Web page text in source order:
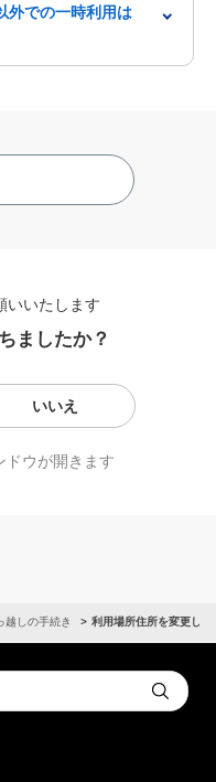
外での一時利用は
いいたします
ましたか？
いいえ
ウが開きます
越しの手続き 利用場所住所を変更した
Submit